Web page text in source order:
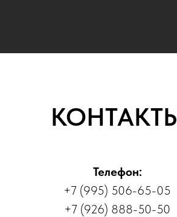
Телефон:
+7 (995) 506-65-05
+7 (926) 888-50-50